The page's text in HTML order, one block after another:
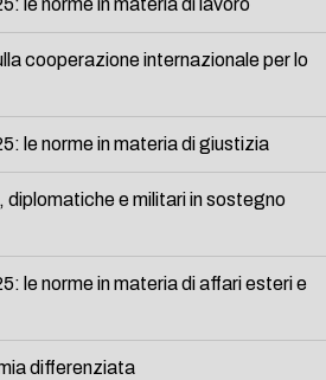
le norme in materia di lavoro
cooperazione internazionale per lo
le norme in materia di giustizia
e militari in sostegno
le norme in materia di affari esteri e
differenziata